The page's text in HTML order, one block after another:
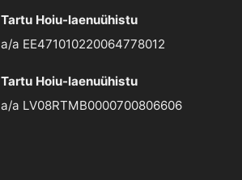
Tartu Hoiu-laenuühistu
a/a EE471010220064778012
Tartu Hoiu-laenuühistu
a/a LV08RTMB0000700806606